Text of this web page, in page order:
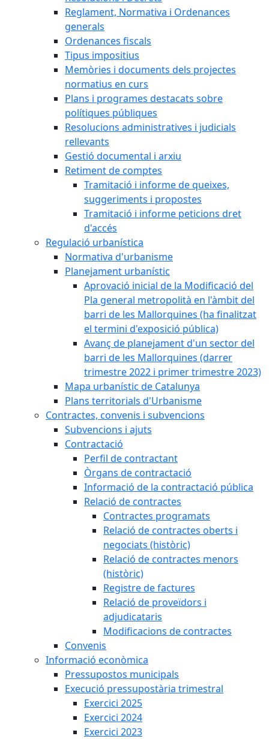
Reglament, Normativa i Ordenances
generals
Ordenances fiscals
Tipus impositius
Memòries i documents dels projectes
normatius en curs
Plans i programes destacats sobre
polítiques públiques
Resolucions administratives i judicials
rellevants
Gestió documental i arxiu
Retiment de comptes
Tramitació i informe de queixes,
suggeriments i propostes
Tramitació i informe peticions dret
d'accés
Regulació urbanística
Normativa d'urbanisme
Planejament urbanístic
Aprovació inicial de la Modificació del
Pla general metropolità en l'àmbit del
barri de les Mallorquines (ha finalitzat
el termini d'exposició pública)
Avanç de planejament d'un sector del
barri de les Mallorquines (darrer
trimestre 2022 i primer trimestre 2023)
Mapa urbanístic de Catalunya
Plans territorials d'Urbanisme
Contractes, convenis i subvencions
Subvencions i ajuts
Contractació
Perfil de contractant
Òrgans de contractació
Informació de la contractació pública
Relació de contractes
Contractes programats
Relació de contractes oberts i
negociats (històric)
Relació de contractes menors
(històric)
Registre de factures
Relació de proveïdors i
adjudicataris
Modificacions de contractes
Convenis
Informació econòmica
Pressupostos municipals
Execució pressupostària trimestral
Exercici 2025
Exercici 2024
Exercici 2023